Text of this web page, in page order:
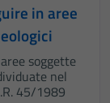
in aree
soggette
nel
45/1989